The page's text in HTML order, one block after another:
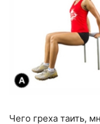
Чего греха таить,